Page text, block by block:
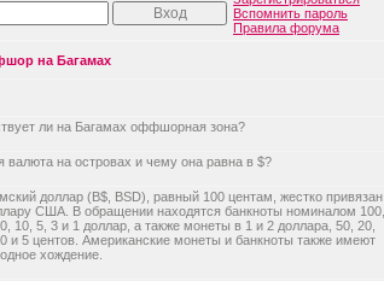
Вспомнить пароль
Правила форума
на Багамах
ли на Багамах оффшорная зона?
валюта на островах и чему она равна в $?
доллар (B$, BSD), равный 100 центам, жестко привязан
США. В обращении находятся банкноты номиналом 100,
10, 5, 3 и 1 доллар, а также монеты в 1 и 2 доллара, 50, 20,
и 5 центов. Американские монеты и банкноты также имеют
хождение.